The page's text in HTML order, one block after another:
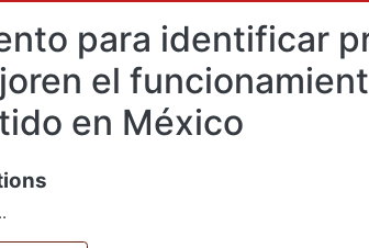
para identificar
el
en México